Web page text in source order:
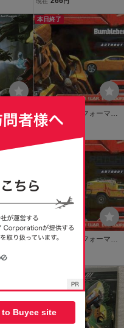
クラブ
ー ア
Timeli
ズクラ
本日終了
映画 トランスフォーマー
米国版トレカ ホイルカー
現在 266
ー メッ
メック
オプテ
本日終了
映画 トランスフォーマー
to Buyee site